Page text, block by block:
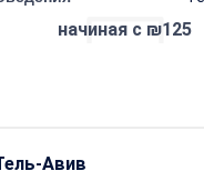
начиная с ₪125
Авив